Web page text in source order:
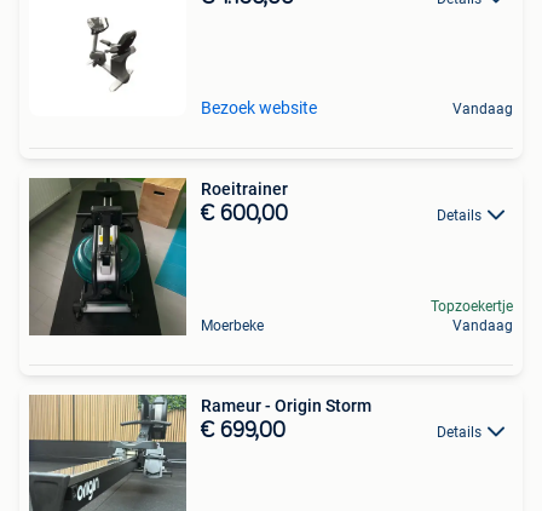
Bezoek website Vandaag
Roeitrainer
€ 600,00 Details
Moerbeke
Topzoekertje
Vandaag
Rameur - Origin Storm
€ 699,00 Details